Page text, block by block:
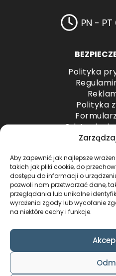
Aby zapewnić jak najlepsze
takich jak pliki cookie, do
dostępu do informacji o
pozwoli nam przetwarzać dane,
przeglądania lub unikalne
wyrażenia zgody lub wycofanie
na niektóre cechy i funkcje.
PN - PT
Polityka
Polityka
Odstąpienie od
METODY
COPYRIGHT © 2024
WIECZOREK / ALL